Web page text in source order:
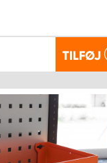
TILFØJ